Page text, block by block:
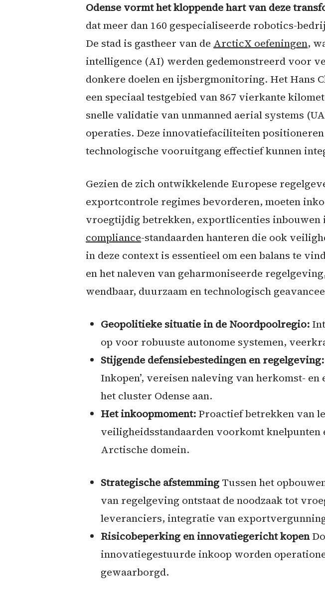
Odense vormt het kloppende hart van deze
dat meer dan 160 gespecialiseerde robotics-
De stad is gastheer van de ArcticX oefeningen,
intelligence (AI) werden gedemonstreerd voor
donkere doelen en ijsbergmonitoring. Het Hans
een speciaal testgebied van 867 vierkante
snelle validatie van unmanned aerial systems
operaties. Deze innovatiefaciliteiten
technologische vooruitgang effectief kunnen
Gezien de zich ontwikkelende Europese
exportcontrole regimes bevorderen, moeten
vroegtijdig betrekken, exportlicenties
compliance-standaarden hanteren die ook
in deze context is essentieel om een balans te
en het naleven van geharmoniseerde
wendbaar, duurzaam en technologisch
Geopolitieke situatie in de Noordpoolregio:
op voor robuuste autonome systemen,
Stijgende defensiebestedingen en regelgeving:
Inkopen’, vereisen naleving van herkomst-
het cluster Odense aan.
Het inkoopmoment: Proactief betrekken van
veiligheidsstandaarden voorkomt
Arctische domein.
Strategische afstemming Tussen het
van regelgeving ontstaat de noodzaak tot
leveranciers, integratie van
Risicobeperking en innovatiegericht kopen
innovatiegestuurde inkoop worden
gewaarborgd.